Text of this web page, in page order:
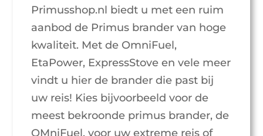
Primusshop.nl biedt u met een ruim
aanbod de Primus brander van hoge
kwaliteit. Met de OmniFuel,
EtaPower, ExpressStove en vele meer
vindt u hier de brander die past bij
uw reis! Kies bijvoorbeeld voor de
meest bekroonde primus brander, de
OMniFuel, voor uw extreme reis of